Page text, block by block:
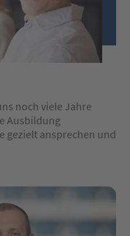
noch viele Jahre
Ausbildung
gezielt ansprechen und